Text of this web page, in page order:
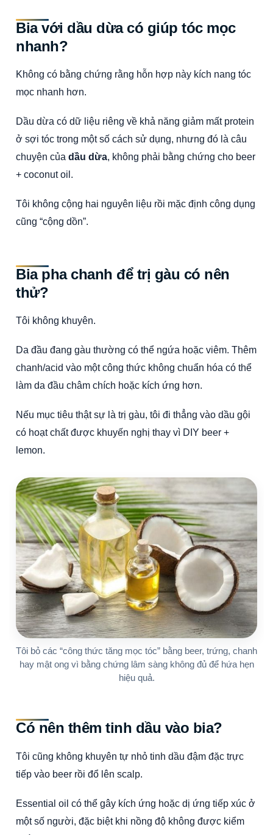
Bia với dầu dừa có giúp tóc mọc
nhanh?
Không có bằng chứng rằng hỗn hợp này kích nang tóc
mọc nhanh hơn.
Dầu dừa có dữ liệu riêng về khả năng giảm mất protein
ở sợi tóc trong một số cách sử dụng, nhưng đó là câu
chuyện của dầu dừa, không phải bằng chứng cho beer
+ coconut oil.
Tôi không cộng hai nguyên liệu rồi mặc định công dụng
cũng “cộng dồn”.
Bia pha chanh để trị gàu có nên
thử?
Tôi không khuyên.
Da đầu đang gàu thường có thể ngứa hoặc viêm. Thêm
chanh/acid vào một công thức không chuẩn hóa có thể
làm da đầu châm chích hoặc kích ứng hơn.
Nếu mục tiêu thật sự là trị gàu, tôi đi thẳng vào dầu gội
có hoạt chất được khuyến nghị thay vì DIY beer +
lemon.
Tôi bỏ các “công thức tăng mọc tóc” bằng beer, trứng, chanh
hay mật ong vì bằng chứng lâm sàng không đủ để hứa hẹn
hiệu quả.
Có nên thêm tinh dầu vào bia?
Tôi cũng không khuyên tự nhỏ tinh dầu đậm đặc trực
tiếp vào beer rồi đổ lên scalp.
Essential oil có thể gây kích ứng hoặc dị ứng tiếp xúc ở
một số người, đặc biệt khi nồng độ không được kiểm